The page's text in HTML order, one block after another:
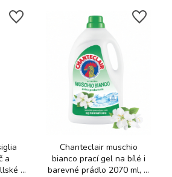
a
...
Chanteclair muschio
bianco prací gel na bílé i
barevné prádlo 2070 ml, ...